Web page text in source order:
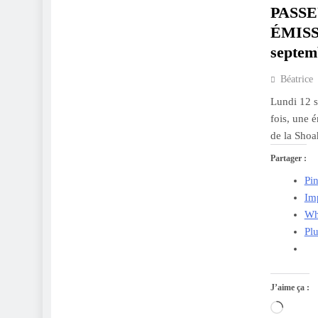
Béatrice
Lundi 12
fois, une
de la
Partager :
J’aime ça :